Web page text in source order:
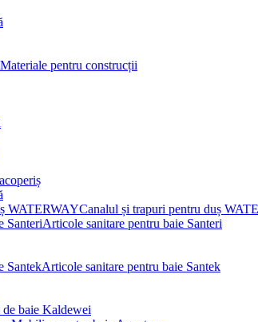
Materiale pentru construcții
Canalul și trapuri pentru duș
Articole sanitare pentru baie Santeri
Articole sanitare pentru baie Santek
de baie Kaldewei